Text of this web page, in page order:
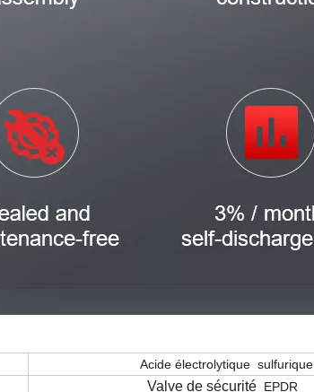
Acide électrolytique sulfurique
Valve de sécurité EPDR